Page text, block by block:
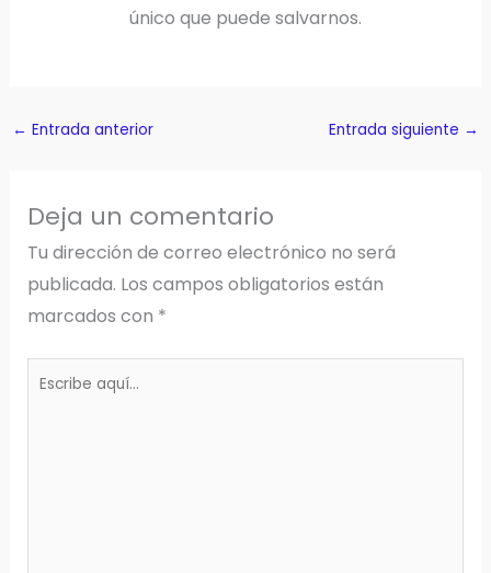
único que puede salvarnos.
← Entrada anterior Entrada siguiente →
Deja un comentario
Tu dirección de correo electrónico no será
publicada. Los campos obligatorios están
marcados con *
Escribe